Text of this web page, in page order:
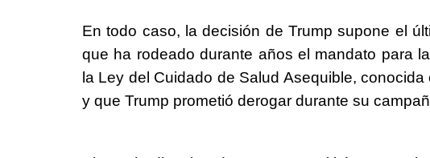
En todo caso, la decisión de Trump supone el
que ha rodeado durante años el mandato para
la Ley del Cuidado de Salud Asequible,
y que Trump prometió derogar durante su